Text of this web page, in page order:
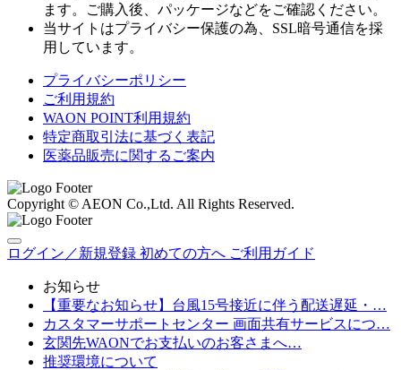
ます。ご購入後、パッケージなどをご確認ください。
当サイトはプライバシー保護の為、SSL暗号通信を採
用しています。
プライバシーポリシー
ご利用規約
WAON POINT利用規約
特定商取引法に基づく表記
医薬品販売に関するご案内
Copyright © AEON Co.,Ltd. All Rights Reserved.
ログイン／新規登録 初めての方へ ご利用ガイド
お知らせ
【重要なお知らせ】台風15号接近に伴う配送遅延・…
カスタマーサポートセンター 画面共有サービスにつ…
玄関先WAONでお支払いのお客さまへ…
推奨環境について